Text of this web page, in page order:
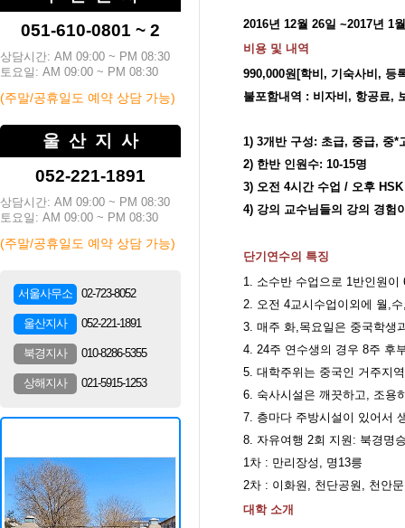
051-610-0801 ~ 2
상담시간: AM 09:00 ~ PM 08:30
토요일: AM 09:00 ~ PM 08:30
(주말/공휴일도 예약 상담 가능)
울산지사
052-221-1891
상담시간: AM 09:00 ~ PM 08:30
토요일: AM 09:00 ~ PM 08:30
(주말/공휴일도 예약 상담 가능)
서울사무소 02-723-8052
울산지사 052-221-1891
북경지사 010-8286-5355
상해지사 021-5915-1253
2016년 12월 26일 ~2017년 1
비용 및 내역
990,000원[학비, 기숙사비, 등
불포함내역 : 비자비, 항공료,
1) 3개반 구성: 초급, 중급, 중*
2) 한반 인원수: 10-15명
3) 오전 4시간 수업 / 오후
4) 강의 교수님들의 강의 경험
단기연수의 특징
1. 소수반 수업으로 1반인원
2. 오전 4교시수업이외에 월,
3. 매주 화,목요일은 중국학생
4. 24주 연수생의 경우 8주 후
5. 대학주위는 중국인 거주지
6. 숙사시설은 깨끗하고, 조용
7. 층마다 주방시설이 있어서
8. 자유여행 2회 지원: 북경명
1차 : 만리장성, 명13릉
2차 : 이화원, 천단공원, 천안
대학 소개